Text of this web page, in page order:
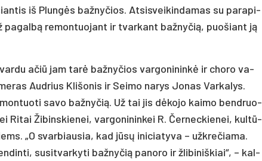
iš Plun­gės baž­ny­čios. At­sis­vei­kin­da­mas su pa­ra­pi­
re­mon­tuo­jant ir tvar­kant baž­ny­čią, puo­šiant ją
ačiū jam ta­rė baž­ny­čios var­go­ni­nin­kė ir cho­ro va­
Aud­rius Kli­šo­nis ir Sei­mo na­rys Jo­nas Var­ka­lys.
sa­vo baž­ny­čią. Už tai jis dė­ko­jo kai­mo bend­ruo­
Ri­tai Ži­bins­kie­nei, var­go­ni­nin­kei R. Čer­nec­kie­nei, kul­tū­
„O svar­biau­sia, kad jū­sų ini­cia­ty­va – už­kre­čia­ma.
su­si­tvar­ky­ti baž­ny­čią pa­no­ro ir žli­bi­niš­kiai“, – kal­